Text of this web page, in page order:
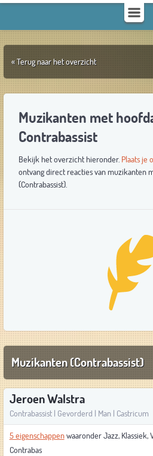
« Terug naar het overzicht
Muzikanten met
Contrabassist
Bekijk het overzicht hieronder. Plaats je
ontvang direct reacties van muzikanten
(Contrabassist).
Muzikanten (Contrabassist)
Jeroen Walstra
Contrabassist | Gevorderd | Man | Castricum
5 eigenschappenwaaronder Jazz, Klassiek,
Contrabas